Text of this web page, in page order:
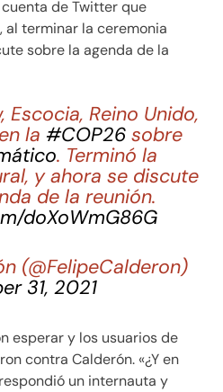
de Twitter que
al terminar la ceremonia
sobre la agenda de la
Escocia, Reino Unido,
la #COP26 sobre
. Terminó la
y ahora se discute
de la reunión.
doXoWmG86G
(@FelipeCalderon)
31, 2021
esperar y los usuarios de
contra Calderón. «¿Y en
un internauta y